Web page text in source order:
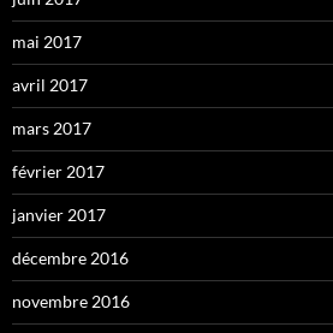
mai 2017
avril 2017
mars 2017
février 2017
janvier 2017
décembre 2016
novembre 2016